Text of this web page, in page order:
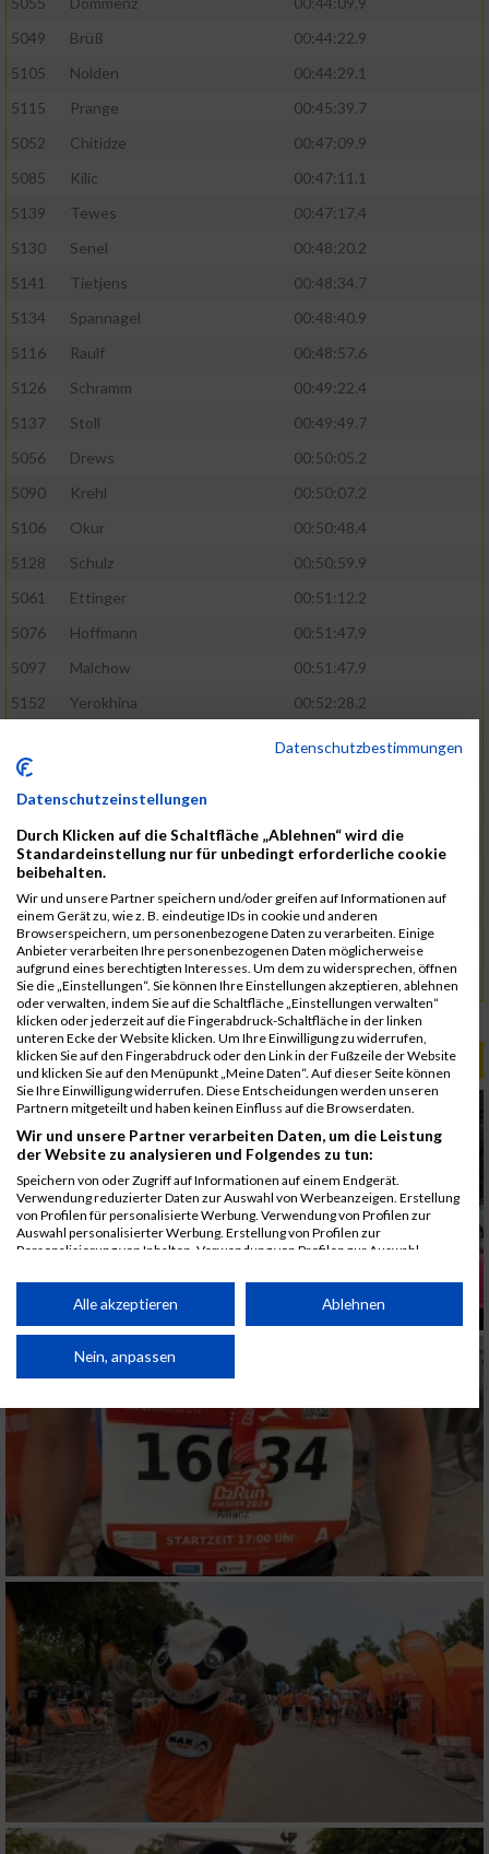
5049
Brüß
00:44:22.9
5105
Nolden
00:44:29.1
5115
Prange
00:45:39.7
5052
Chitidze
00:47:09.9
5085
Kilic
00:47:11.1
5139
Tewes
00:47:17.4
5130
Senel
00:48:20.2
5141
Tietjens
00:48:34.7
5134
Spannagel
00:48:40.9
5116
Raulf
00:48:57.6
5126
Schramm
00:49:22.4
5137
Stoll
00:49:49.7
5056
Drews
00:50:05.2
5090
Krehl
00:50:07.2
5106
Okur
00:50:48.4
5128
Schulz
00:50:59.9
5061
Ettinger
00:51:12.2
5076
Hoffmann
00:51:47.9
5097
Malchow
00:51:47.9
5152
Yerokhina
00:52:28.2
5127
5074
Heinsohn
5145
Vumaz
00:55:56.4
5053
Cömert-Inan
5146
Herold
00:56:27.8
5092
Kürkaya
00:56:58.4
5143
Ulus
00:56:58.8
Rang:54.
ALBUM B2RUN MÜNCHEN / 15.07.2026
Datenschutzbestimmungen
Datenschutzeinstellungen
Durch Klicken auf die Schaltfläche „Ablehnen“ wird die
Standardeinstellung nur für unbedingt erforderliche cookie
beibehalten.
Wir und unsere Partner speichern und/oder greifen auf Informationen auf
einem Gerät zu, wie z. B. eindeutige IDs in cookie und anderen
Browserspeichern, um personenbezogene Daten zu verarbeiten. Einige
Anbieter verarbeiten Ihre personenbezogenen Daten möglicherweise
aufgrund eines berechtigten Interesses. Um dem zu widersprechen, öffnen
Sie die „Einstellungen“. Sie können Ihre Einstellungen akzeptieren, ablehnen
oder verwalten, indem Sie auf die Schaltfläche „Einstellungen verwalten“
klicken oder jederzeit auf die Fingerabdruck-Schaltfläche in der linken
unteren Ecke der Website klicken. Um Ihre Einwilligung zu widerrufen,
klicken Sie auf den Fingerabdruck oder den Link in der Fußzeile der Website
und klicken Sie auf den Menüpunkt „Meine Daten“. Auf dieser Seite können
Sie Ihre Einwilligung widerrufen. Diese Entscheidungen werden unseren
Partnern mitgeteilt und haben keinen Einfluss auf die Browserdaten.
Wir und unsere Partner verarbeiten Daten, um die Leistung
der Website zu analysieren und Folgendes zu tun:
Speichern von oder Zugriff auf Informationen auf einem Endgerät.
Verwendung reduzierter Daten zur Auswahl von Werbeanzeigen. Erstellung
von Profilen für personalisierte Werbung. Verwendung von Profilen zur
Auswahl personalisierter Werbung. Erstellung von Profilen zur
Personalisierung von Inhalten. Verwendung von Profilen zur Auswahl
Performance von Inhalten. Analyse von Zielgruppen durch Statistiken oder
Kombinationen von Daten aus verschiedenen Quellen. Entwicklung und
von Inhalten.
Daten können außerhalb der Europäischen Union weitergegeben und in die
Website/App.
Partnerliste anzeigen (1 IAB-Anbieter)
Wir nutzen Ihre Daten für folgende Zwecke:
Speichern von oder Zugriff auf Informationen
auf einem Endgerät
Verwendung reduzierter Daten zur Auswahl
von Werbeanzeigen
Erstellung von Profilen für personalisierte
Werbung
Verwendung von Profilen zur Auswahl
personalisierter Werbung
Erstellung von Profilen zur Personalisierung
von Inhalten
Alle akzeptieren Ablehnen
Nein, anpassen